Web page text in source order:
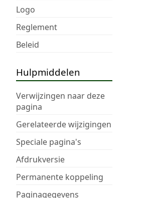
Logo
Reglement
Beleid
Hulpmiddelen
Verwijzingen naar deze
pagina
Gerelateerde wijzigingen
Speciale pagina's
Afdrukversie
Permanente koppeling
Paginagegevens